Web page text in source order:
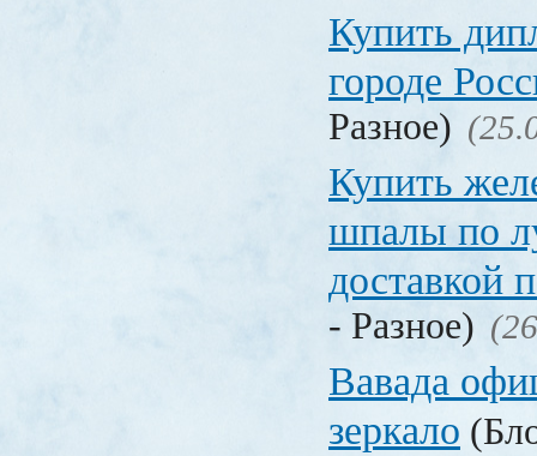
Купить
городе
Разное)
Купить
шпалы по
доставкой
- Разное)
Вавада
зеркало